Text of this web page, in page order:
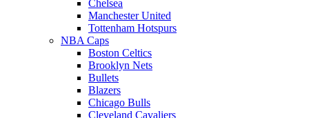
Chelsea
Manchester United
Tottenham Hotspurs
NBA Caps
Boston Celtics
Brooklyn Nets
Bullets
Blazers
Chicago Bulls
Cleveland Cavaliers